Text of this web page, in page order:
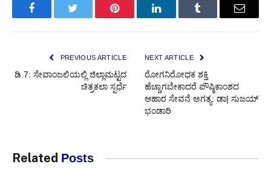
FacebookTwitter PinterestLinkedInTumblr Email
PREVIOUS ARTICLE
ಡಿ.7: ಸೇವಾಂಜಲಿಯಲ್ಲಿ ಜಿಲ್ಲಾಮಟ್ಟದ
ಚಿತ್ರಕಲಾ ಸ್ಪರ್ಧೆ
NEXT ARTICLE
ರೋಗನಿರೋಧಕ ಶಕ್ತಿ
ಹೆಚ್ಚಾಗಬೇಕಾದರೆ ಪೌಷ್ಠಿಕಾಂಶದ
ಆಹಾರ ಸೇವನೆ ಅಗತ್ಯ: ಡಾ| ಸುಜಯ್
ಭಂಡಾರಿ
Related Posts